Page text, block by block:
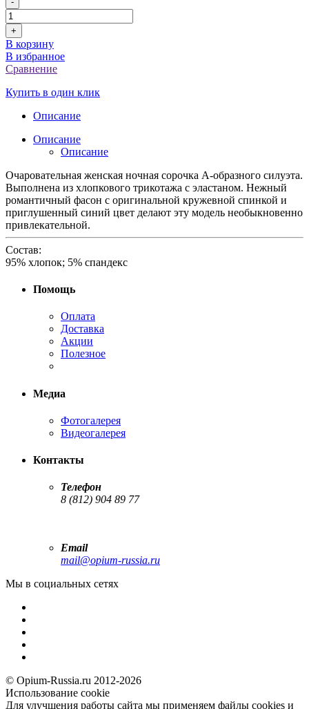
+
В корзину
В избранное
Сравнение
Купить в один клик
Описание
Описание
Описание
Очаровательная женская ночная сорочка А-образного силуэта.
Выполнена из хлопкового трикотажа с эластаном. Нежный
романтичный фасон с оригинальной кружевной спинкой и
приглушенный синий цвет делают эту модель необыкновенно
привлекательной.
Состав:
95% хлопок; 5% спандекс
Помощь
Оплата
Доставка
Акции
Полезное
Медиа
Фотогалерея
Видеогалерея
Контакты
Телефон
8 (812) 904 89 77
Email
mail@opium-russia.ru
Мы в социальных сетях
© Opium-Russia.ru 2012-2026
Использование cookie
Для улучшения работы сайта мы применяем файлы cookies и